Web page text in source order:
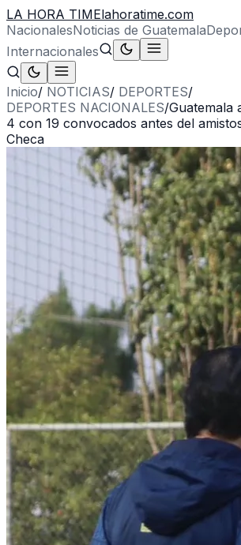
LA HORA TIMElahoratime.com
NacionalesNoticias de Guatemala
Internacionales
Inicio/ NOTICIAS/ DEPORTES/
DEPORTES NACIONALES/Guatemala
4 con 19 convocados antes del
Checa